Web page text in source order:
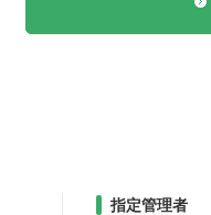
指定管理者